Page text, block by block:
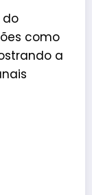
do
como
a